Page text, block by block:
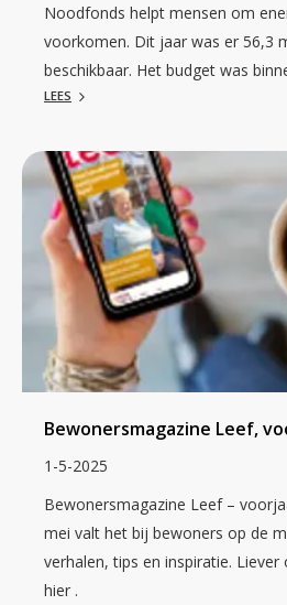
Noodfonds helpt mensen om
voorkomen. Dit jaar was er 56,3
beschikbaar. Het budget was
LEES
Bewonersmagazine Leef,
1-5-2025
Bewonersmagazine Leef –
mei valt het bij bewoners op de
verhalen, tips en inspiratie. Liever
hier .